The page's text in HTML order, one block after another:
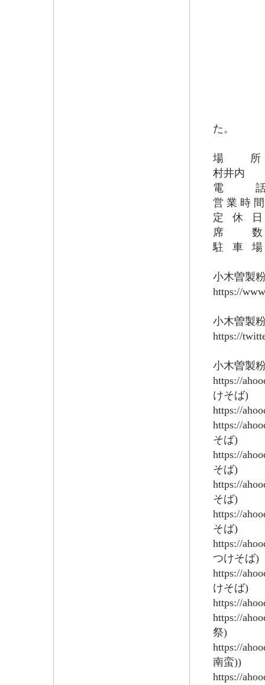
た。
場 所 松
村井内
電 話
営 業 時
定 休
席 数 カ
駐 車 場
小木曽製
https://
小木曽製
https://
小木曽製
https://
けそば)
https://
https://
そば)
https://
そば)
https://
そば)
https://
そば)
https://
つけそば)
https://
けそば)
https://
https://
祭)
https://
南蛮))
https://